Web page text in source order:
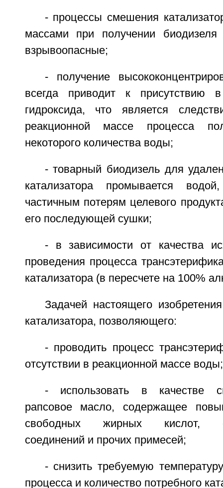
- процессы смешения
массами при получении
взрывоопасные;
- получение
всегда приводит к присутствию
гидроксида, что является
реакционной массе процесса
некоторого количества воды;
- товарный биодизель для
катализатора промывается
частичным потерям целевого
его последующей сушки;
- в зависимости от качества
проведения процесса
катализатора (в пересчете на 100%
Задачей настоящего
катализатора, позволяющего:
- проводить процесс
отсутствии в реакционной массе воды;
- использовать в качестве
рапсовое масло, содержащее
свободных жирных кислот,
соединений и прочих примесей;
- снизить требуемую
процесса и количество потребного